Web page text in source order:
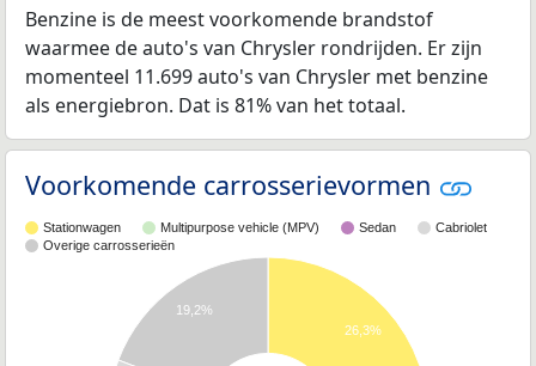
Benzine is de meest voorkomende brandstof
waarmee de auto's van Chrysler rondrijden. Er zijn
momenteel 11.699 auto's van Chrysler met benzine
als energiebron. Dat is 81% van het totaal.
Voorkomende carrosserievormen
Stationwagen Multipurpose vehicle (MPV) Sedan
Cabriolet
Overige carrosserieën
26,3%
19,2%